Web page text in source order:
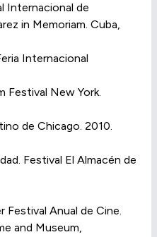
Internacional de
in Memoriam. Cuba,
Internacional
Festival New York.
de Chicago. 2010.
Festival El Almacén de
Festival Anual de Cine.
and Museum,